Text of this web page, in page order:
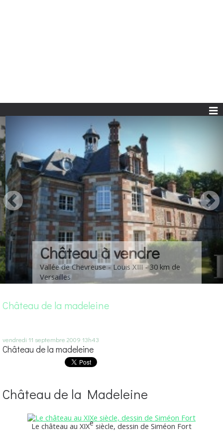
Château à vendre
Vallée de Chevreuse - Louis XIII - 30 km de
Versailles
Château de la madeleine
vendredi 11 septembre 2009 13h43
Château de la madeleine
Château de la Madeleine
Le château au XIXe siècle, dessin de Siméon Fort